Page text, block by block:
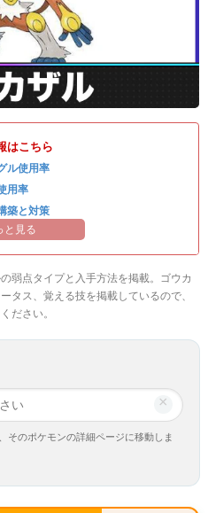
はこちら
ル使用率
用率
築と対策
ング
と見る
弱点タイプと入手方法を掲載。ゴウカ
タス、覚える技を掲載しているので、
ださい。
×
のポケモンの詳細ページに移動しま